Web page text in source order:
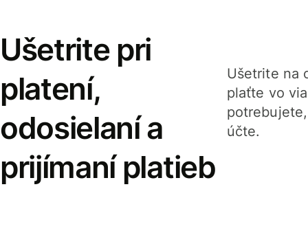
Ušetrite pri
platení,
odosielaní a
prijímaní platieb
Ušetrite na
plaťte vo
účte.